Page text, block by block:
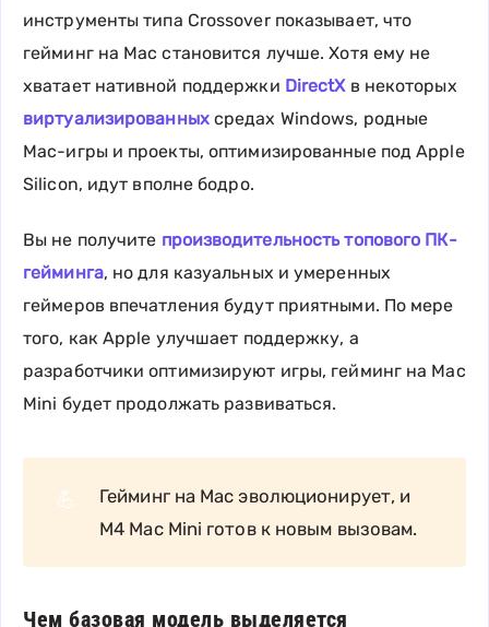
инструменты типа Crossover показывает, что
гейминг на Mac становится лучше. Хотя ему не
хватает нативной поддержки DirectX в некоторых
виртуализированныхсредах Windows, родные
Mac-игры и проекты, оптимизированные под Apple
Silicon, идут вполне бодро.
Вы не получите производительность топового ПК-
гейминга, но для казуальных и умеренных
геймеров впечатления будут приятными. По мере
того, как Apple улучшает поддержку, а
разработчики оптимизируют игры, гейминг на Mac
Mini будет продолжать развиваться.
💪
Гейминг на Mac эволюционирует, и
M4 Mac Mini готов к новым вызовам.
Чем базовая модель выделяется